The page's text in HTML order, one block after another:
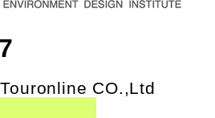
Touronline CO.,Ltd